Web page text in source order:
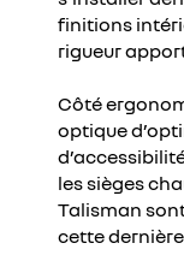
finitions
rigueur
Côté
optique
les sièges
Talisman
cette